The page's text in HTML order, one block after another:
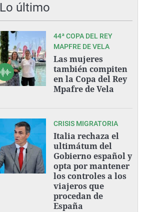
Lo último
44ª COPA DEL REY
MAPFRE DE VELA
Las mujeres
también compiten
en la Copa del Rey
Mpafre de Vela
CRISIS MIGRATORIA
Italia rechaza el
ultimátum del
Gobierno español y
opta por mantener
los controles a los
viajeros que
procedan de
España